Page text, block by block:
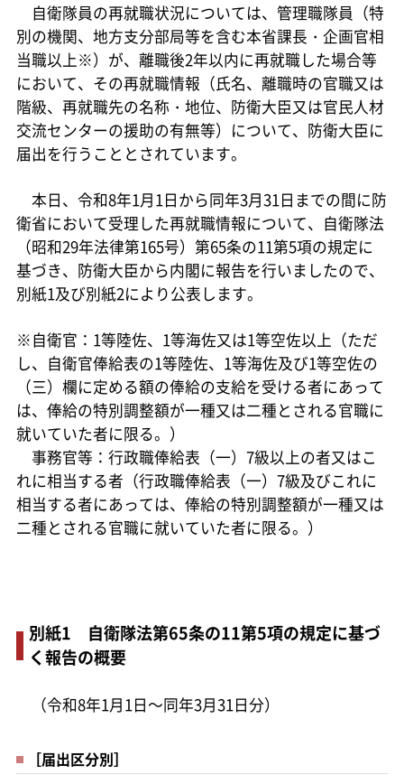
自衛隊員の再就職状況については、管理職隊員（特
別の機関、地方支分部局等を含む本省課長・企画官相
当職以上※）が、離職後2年以内に再就職した場合等
において、その再就職情報（氏名、離職時の官職又は
階級、再就職先の名称・地位、防衛大臣又は官民人材
交流センターの援助の有無等）について、防衛大臣に
届出を行うこととされています。
本日、令和8年1月1日から同年3月31日までの間に防
衛省において受理した再就職情報について、自衛隊法
（昭和29年法律第165号）第65条の11第5項の規定に
基づき、防衛大臣から内閣に報告を行いましたので、
別紙1及び別紙2により公表します。
※自衛官：1等陸佐、1等海佐又は1等空佐以上（ただ
し、自衛官俸給表の1等陸佐、1等海佐及び1等空佐の
（三）欄に定める額の俸給の支給を受ける者にあって
は、俸給の特別調整額が一種又は二種とされる官職に
就いていた者に限る。）
事務官等：行政職俸給表（一）7級以上の者又はこ
れに相当する者（行政職俸給表（一）7級及びこれに
相当する者にあっては、俸給の特別調整額が一種又は
二種とされる官職に就いていた者に限る。）
別紙1 自衛隊法第65条の11第5項の規定に基づ
く報告の概要
（令和8年1月1日～同年3月31日分）
［届出区分別］